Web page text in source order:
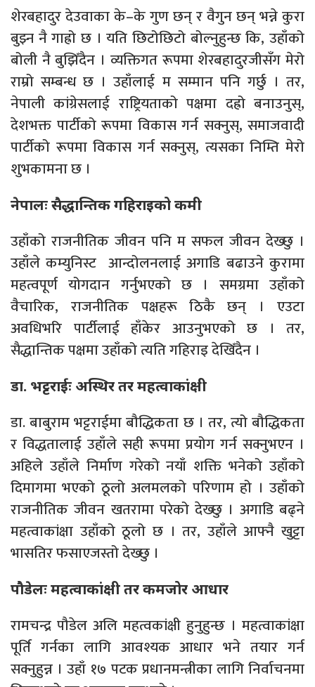
शेरबहादुर देउवाका के–के गुण छन् र वैगुन छन् भन्ने कुरा
बुझ्न नै गाह्रो छ । यति छिटोछिटो बोल्नुहुन्छ कि, उहाँको
बोली नै बुझिँदैन । व्यक्तिगत रूपमा शेरबहादुरजीसँग मेरो
राम्रो सम्बन्ध छ । उहाँलाई म सम्मान पनि गर्छु । तर,
नेपाली कांग्रेसलाई राष्ट्रियताको पक्षमा दह्रो बनाउनुस्,
देशभक्त पार्टीको रूपमा विकास गर्न सक्नुस्, समाजवादी
पार्टीको रूपमा विकास गर्न सक्नुस्, त्यसका निम्ति मेरो
शुभकामना छ ।
नेपालः सैद्धान्तिक गहिराइको कमी
उहाँको राजनीतिक जीवन पनि म सफल जीवन देख्छु ।
उहाँले कम्युनिस्ट आन्दोलनलाई अगाडि बढाउने कुरामा
महत्वपूर्ण योगदान गर्नुभएको छ । समग्रमा उहाँको
वैचारिक, राजनीतिक पक्षहरू ठिकै छन् । एउटा
अवधिभरि पार्टीलाई हाँकेर आउनुभएको छ । तर,
सैद्धान्तिक पक्षमा उहाँको त्यति गहिराइ देखिँदैन ।
डा. भट्टराईः अस्थिर तर महत्वाकांक्षी
डा. बाबुराम भट्टराईमा बौद्धिकता छ । तर, त्यो बौद्धिकता
र विद्धतालाई उहाँले सही रूपमा प्रयोग गर्न सक्नुभएन ।
अहिले उहाँले निर्माण गरेको नयाँ शक्ति भनेको उहाँको
दिमागमा भएको ठूलो अलमलको परिणाम हो । उहाँको
राजनीतिक जीवन खतरामा परेको देख्छु । अगाडि बढ्ने
महत्वाकांक्षा उहाँको ठूलो छ । तर, उहाँले आफ्नै खुट्टा
भासतिर फसाएजस्तो देख्छु ।
पौडेलः महत्वाकांक्षी तर कमजोर आधार
रामचन्द्र पौडेल अलि महत्वकांक्षी हुनुहुन्छ । महत्वाकांक्षा
पूर्ति गर्नका लागि आवश्यक आधार भने तयार गर्न
सक्नुहुन्न । उहाँ १७ पटक प्रधानमन्त्रीका लागि निर्वाचनमा